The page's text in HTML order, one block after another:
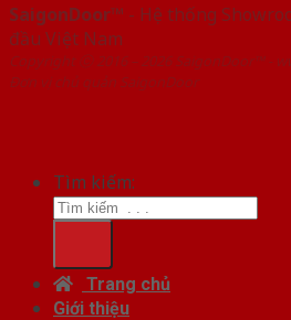
SaigonDoor™ - Hệ thống
đầu Việt Nam
Copyright ⓒ 2016 – 2026 SaigonDoor™ -
Đơn vị chủ quản SaigonDoor
Tìm kiếm:
Trang chủ
Giới thiệu